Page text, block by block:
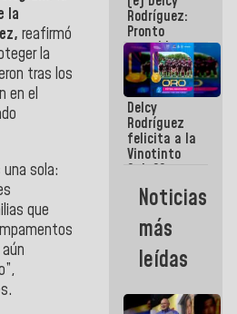
la
reafirmó
la
tras los
en el
sola:
que
Centroamericanos
Rodríguez:
Pronto
restableceremos
las
operaciones
en el
Aeropuerto
Internacional
de
Maiquetía
Delcy
Rodríguez
felicita a la
Vinotinto
Sub 20
campeona
frente
México Sub
23 en los
Centroamericanos
Noticias
más
leídas